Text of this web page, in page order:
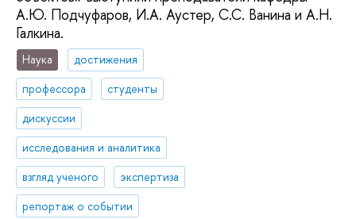
А.Ю. Подчуфаров, И.А. Аустер, С.С. Ванина и А.Н.
Галкина.
Наука
достижения
профессора
студенты
дискуссии
исследования и аналитика
взгляд ученого
экспертиза
репортаж о событии